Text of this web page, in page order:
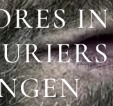
IN